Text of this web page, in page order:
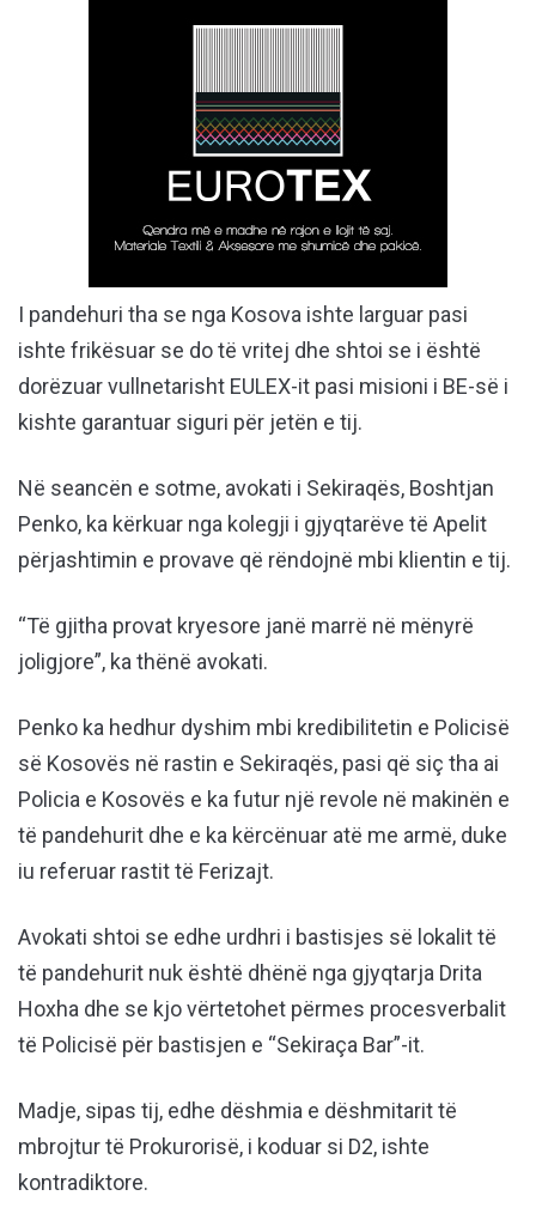
I pandehuri tha se nga Kosova ishte larguar pasi
ishte frikësuar se do të vritej dhe shtoi se i është
dorëzuar vullnetarisht EULEX-it pasi misioni i BE-së i
kishte garantuar siguri për jetën e tij.
Në seancën e sotme, avokati i Sekiraqës, Boshtjan
Penko, ka kërkuar nga kolegji i gjyqtarëve të Apelit
përjashtimin e provave që rëndojnë mbi klientin e tij.
“Të gjitha provat kryesore janë marrë në mënyrë
joligjore”, ka thënë avokati.
Penko ka hedhur dyshim mbi kredibilitetin e Policisë
së Kosovës në rastin e Sekiraqës, pasi që siç tha ai
Policia e Kosovës e ka futur një revole në makinën e
të pandehurit dhe e ka kërcënuar atë me armë, duke
iu referuar rastit të Ferizajt.
Avokati shtoi se edhe urdhri i bastisjes së lokalit të
të pandehurit nuk është dhënë nga gjyqtarja Drita
Hoxha dhe se kjo vërtetohet përmes procesverbalit
të Policisë për bastisjen e “Sekiraça Bar”-it.
Madje, sipas tij, edhe dëshmia e dëshmitarit të
mbrojtur të Prokurorisë, i koduar si D2, ishte
kontradiktore.